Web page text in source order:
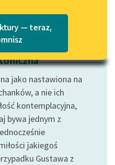
Katalog w formacie PDF
— teraz,
jako nastawiona na
a nie ich
kontemplacyjna,
bywa jednym z
jakiegoś
Gustawa z